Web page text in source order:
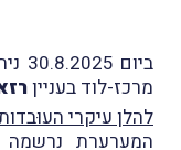
מרכז-לוד בעניין
להלן עיקרי